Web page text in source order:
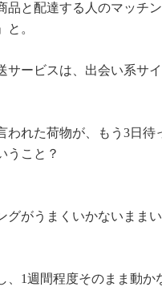
品と配達する人のマッチ
と。
サービスは、出会い系サ
われた荷物が、もう3日
うこと？
グがうまくいかないまま
、1週間程度そのまま動